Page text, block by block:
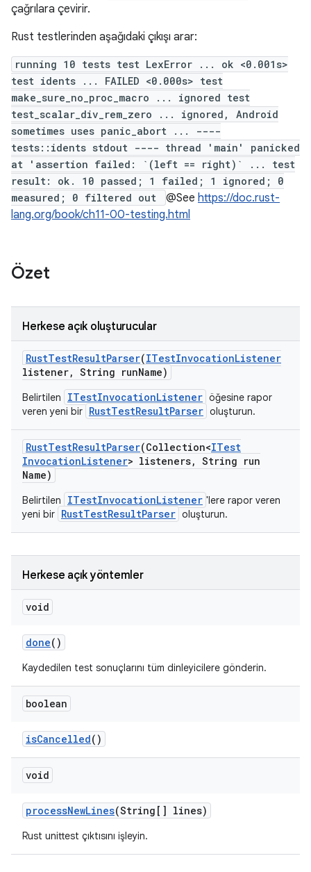
çağrılara çevirir.
Rust testlerinden aşağıdaki çıkışı arar:
running 10 tests test LexError ... ok <0.001s>
test idents ... FAILED <0.000s> test
make_sure_no_proc_macro ... ignored test
test_scalar_div_rem_zero ... ignored, Android
sometimes uses panic_abort ... ----
tests::idents stdout ---- thread 'main' panicked
at 'assertion failed: `(left == right)` ... test
result: ok. 10 passed; 1 failed; 1 ignored; 0
measured; 0 filtered out
@See https://doc.rust-
lang.org/book/ch11-00-testing.html
Özet
Herkese açık oluşturucular
RustTestResultParser(ITestInvocationListener
listener, String runName)
Belirtilen ITestInvocationListener öğesine rapor
veren yeni bir RustTestResultParser oluşturun.
RustTestResultParser(Collection<ITest
InvocationListener> listeners, String run
Name)
Belirtilen ITestInvocationListener 'lere rapor veren
yeni bir RustTestResultParser oluşturun.
Herkese açık yöntemler
void
done()
Kaydedilen test sonuçlarını tüm dinleyicilere gönderin.
boolean
isCancelled()
void
processNewLines(String[] lines)
Rust unittest çıktısını işleyin.